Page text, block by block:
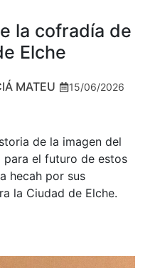
la cofradía de
Elche
MATEU 15/06/2026
de la imagen del
para el futuro de estos
hecah por sus
la Ciudad de Elche.